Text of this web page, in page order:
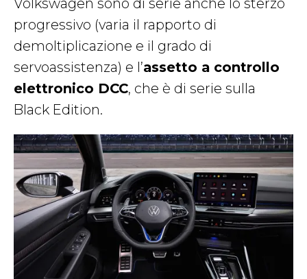
Volkswagen sono di serie anche lo sterzo
progressivo (varia il rapporto di
demoltiplicazione e il grado di
servoassistenza) e l’assetto a controllo
elettronico DCC, che è di serie sulla
Black Edition.